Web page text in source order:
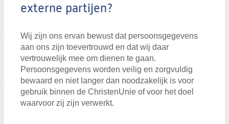
externe partijen?
Wij zijn ons ervan bewust dat persoonsgegevens
aan ons zijn toevertrouwd en dat wij daar
vertrouwelijk mee om dienen te gaan.
Persoonsgegevens worden veilig en zorgvuldig
bewaard en niet langer dan noodzakelijk is voor
gebruik binnen de ChristenUnie of voor het doel
waarvoor zij zijn verwerkt.